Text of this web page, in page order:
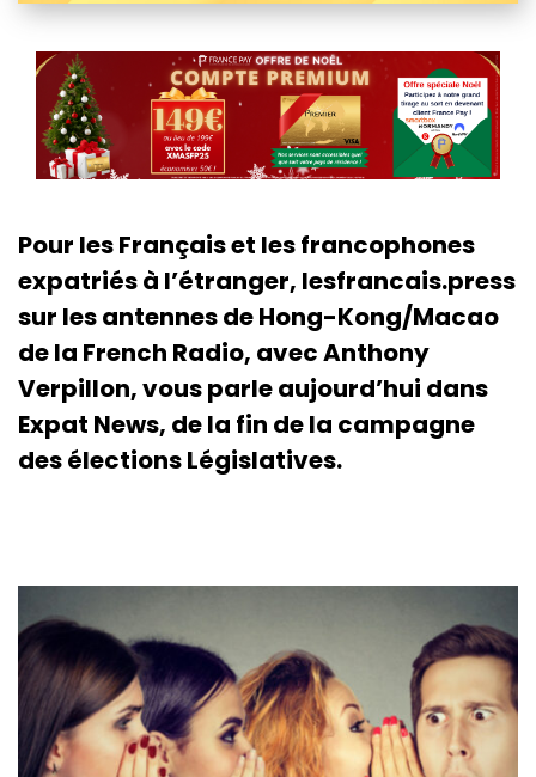
Pour les Français et les francophones
expatriés à l’étranger, lesfrancais.press
sur les antennes de Hong-Kong/Macao
de la French Radio, avec Anthony
Verpillon, vous parle aujourd’hui dans
Expat News, de la fin de la campagne
des élections Législatives.